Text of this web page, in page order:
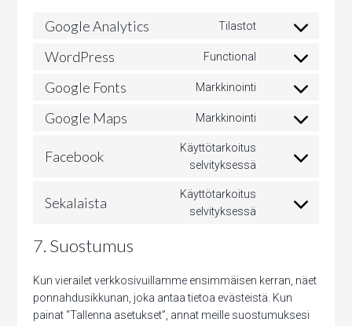
Google Analytics Tilastot
Consent
google-
WordPress Functional
Consent
wordpress
Google Fonts Markkinointi
Consent
Google Maps Markkinointi
Consent
service
Facebook
Käyttötarkoitus
selvityksessä
Consent
service
Sekalaista
Käyttötarkoitus
selvityksessä
Consent
7. Suostumus
Kun vierailet verkkosivuillamme ensimmäisen kerran, näet
ponnahdusikkunan, joka antaa tietoa evästeistä. Kun
painat “Tallenna asetukset”, annat meille suostumuksesi